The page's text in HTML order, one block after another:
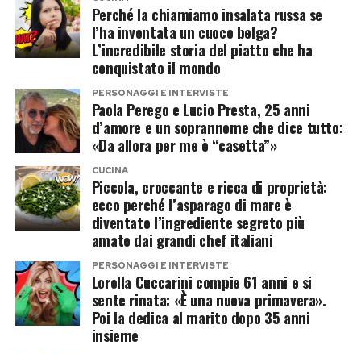
dichiarazioni senza filtri
L’intervista doveva partire daBossanova , ma
Gaia conferma ancora una volta di non essere
un’artista interessata soltanto a parlare di
musica.
Sessualità, libertà individuale e pregiudizi
entrano nel discorso con la stessa naturalezza
con cui entrano le canzoni. E quando le chiedono
di Elodie e Franceska, non prova neppure a
La risposta è chiarissima: l’amore non dovrebbe
essere il problema. Il problema, semmai, è tutto
il rumore che ancora riesce a scatenare.
L’effetto promozionale, però, appare
immediato. Ogni tappa alimenta articoli, video,
ricerche online e fantasie di viaggio. E mentre
qualcuno si domanda quanto possa costare
replicare il suo itinerario, l’Italia incassa una
pubblicità internazionale difficilmente
quantificabile.
Perché la chiamiamo insalata russa se
l’ha inventata un cuoco belga?
L’incredibile storia del piatto che ha
conquistato il mondo
PERSONAGGI E INTERVISTE
Paola Perego e Lucio Presta, 25 anni
d’amore e un soprannome che dice tutto:
«Da allora per me è “casetta”»
CUCINA
Piccola, croccante e ricca di proprietà:
ecco perché l’asparago di mare è
diventato l’ingrediente segreto più
amato dai grandi chef italiani
PERSONAGGI E INTERVISTE
Lorella Cuccarini compie 61 anni e si
sente rinata: «È una nuova primavera».
Poi la dedica al marito dopo 35 anni
insieme